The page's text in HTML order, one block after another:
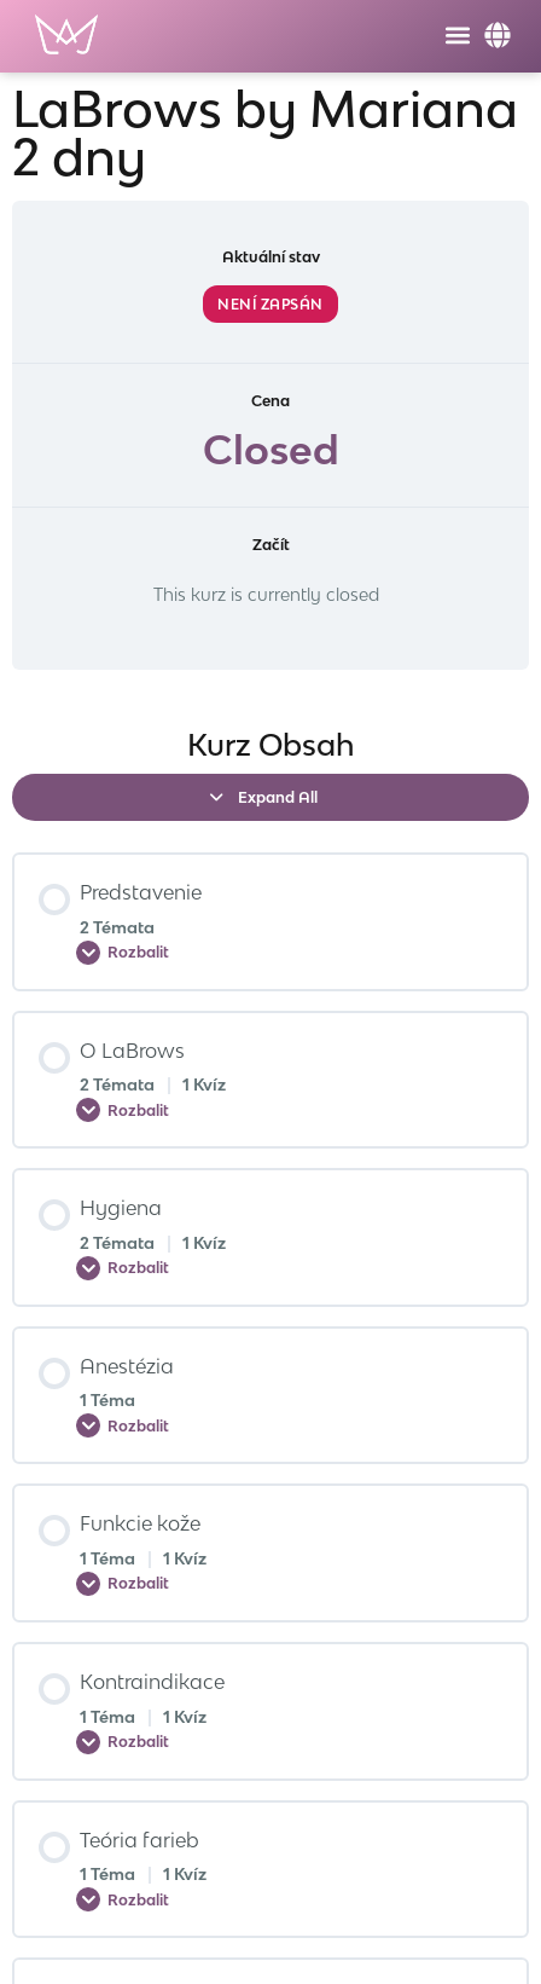
LaBrows by Mariana
2 dny
Aktuální stav
NENÍ ZAPSÁN
Cena
Closed
Začít
This kurz is currently closed
Kurz Obsah
Expand All
Predstavenie
2 Témata
Rozbalit
O LaBrows
2 Témata 1 Kvíz
Rozbalit
Hygiena
2 Témata 1 Kvíz
Rozbalit
Anestézia
1 Téma
Rozbalit
Funkcie kože
1 Téma 1 Kvíz
Rozbalit
Kontraindikace
1 Téma | 1 Kvíz
Rozbalit
Teória farieb
1 Téma 1 Kvíz
Rozbalit